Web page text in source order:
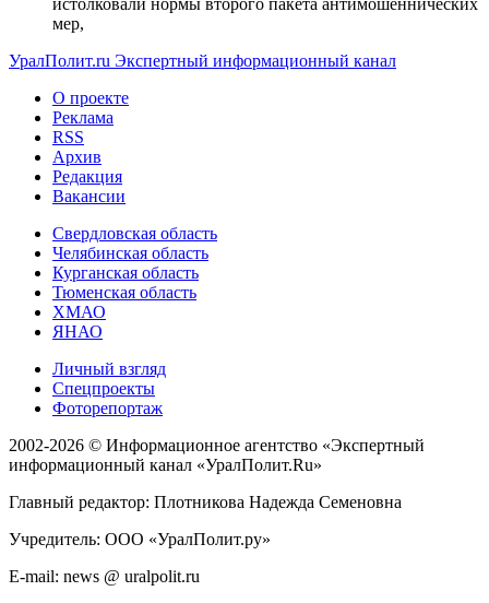
истолковали нормы второго пакета антимошеннических
мер,
УралПолит.ru Экспертный информационный канал
О проекте
Реклама
RSS
Архив
Редакция
Вакансии
Свердловская область
Челябинская область
Курганская область
Тюменская область
ХМАО
ЯНАО
Личный взгляд
Спецпроекты
Фоторепортаж
2002-2026 © Информационное агентство «Экспертный
информационный канал «УралПолит.Ru»
Главный редактор: Плотникова Надежда Семеновна
Учредитель: ООО «УралПолит.ру»
E-mail: news @ uralpolit.ru